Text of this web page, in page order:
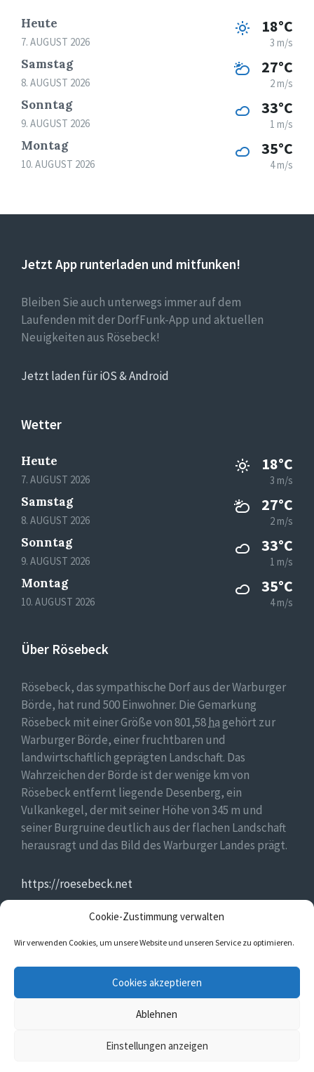
Cookie-Zustimmung verwalten
Wir verwenden Cookies, um unsere Website und unseren Service zu optimieren.
Cookies akzeptieren
Ablehnen
Einstellungen anzeigen
Heute
7. AUGUST 2026
18°C
3 m/s
Samstag
8. AUGUST 2026
27°C
2 m/s
Sonntag
9. AUGUST 2026
33°C
1 m/s
Montag
10. AUGUST 2026
35°C
4 m/s
Jetzt App runterladen und mitfunken!
Bleiben Sie auch unterwegs immer auf dem
Laufenden mit der DorfFunk-App und aktuellen
Neuigkeiten aus Rösebeck!
Jetzt laden für iOS & Android
Wetter
Heute
7. AUGUST 2026
18°C
3 m/s
Samstag
8. AUGUST 2026
27°C
2 m/s
Sonntag
9. AUGUST 2026
33°C
1 m/s
Montag
10. AUGUST 2026
35°C
4 m/s
Über Rösebeck
Rösebeck, das sympathische Dorf aus der Warburger
Börde, hat rund 500 Einwohner. Die Gemarkung
Rösebeck mit einer Größe von 801,58ha gehört zur
Warburger Börde, einer fruchtbaren und
landwirtschaftlich geprägten Landschaft. Das
Wahrzeichen der Börde ist der wenige km von
Rösebeck entfernt liegende Desenberg, ein
Vulkankegel, der mit seiner Höhe von 345 m und
seiner Burgruine deutlich aus der flachen Landschaft
herausragt und das Bild des Warburger Landes prägt.
https://roesebeck.net
https://golddorf.de
Facebook